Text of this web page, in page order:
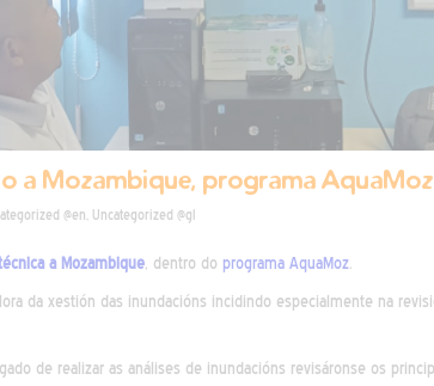
a Mozambique, programa AquaMoz
@en Uncategorized @gl
a Mozambique , dentro do programa AquaMoz
da xestión das inundacións incidindo especialmente na
de realizar as análises de inundacións revisáronse os